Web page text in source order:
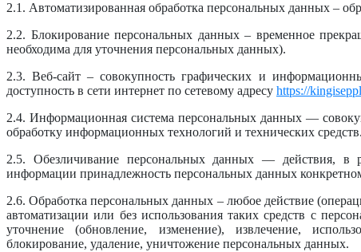
2.1. Автоматизированная обработка персональных данных –
2.2. Блокирование персональных данных – временное
необходима для уточнения персональных данных).
2.3. Веб-сайт – совокупность графических и
доступность в сети интернет по сетевому адресу https://
2.4. Информационная система персональных данных —
обработку информационных технологий и технических средств.
2.5. Обезличивание персональных данных — действия, в
информации принадлежность персональных данных
2.6. Обработка персональных данных – любое действие
автоматизации или без использования таких средств с
уточнение (обновление, изменение), извлечение,
блокирование, удаление, уничтожение персональных данных.